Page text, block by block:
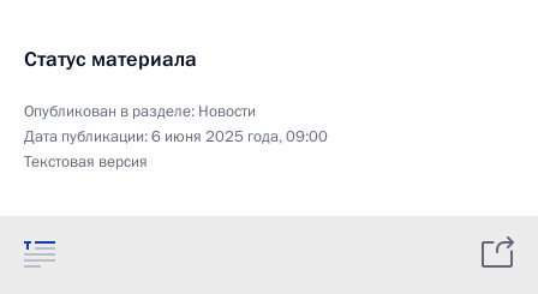
Статус материала
Опубликован в разделе: Новости
Дата публикации:6 июня 2025 года, 09:00
Текстовая версия